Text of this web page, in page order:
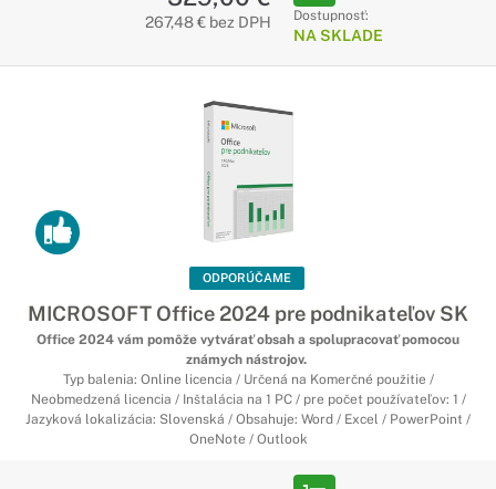
267,48 € bez DPH Dostupnosť:
NA SKLADE
ODPORÚČAME
MICROSOFT Office 2024 pre podnikateľov SK
Office 2024 vám pomôže vytvárať obsah a spolupracovať pomocou
známych nástrojov.
Typ balenia: Online licencia / Určená na Komerčné použitie /
Neobmedzená licencia / Inštalácia na 1 PC / pre počet používateľov: 1 /
Jazyková lokalizácia: Slovenská / Obsahuje: Word / Excel / PowerPoint /
OneNote / Outlook